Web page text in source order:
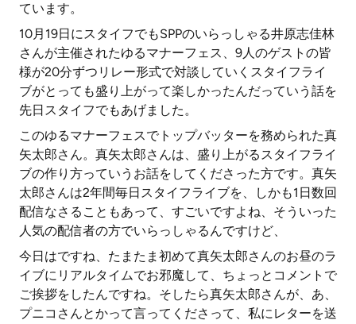
ています。
10月19日にスタイフでもSPPのいらっしゃる井原志佳林
さんが主催されたゆるマナーフェス、9人のゲストの皆
様が20分ずつリレー形式で対談していくスタイフライ
ブがとっても盛り上がって楽しかったんだっていう話を
先日スタイフでもあげました。
このゆるマナーフェスでトップバッターを務められた真
矢太郎さん。真矢太郎さんは、盛り上がるスタイフライ
ブの作り方っていうお話をしてくださった方です。真矢
太郎さんは2年間毎日スタイフライブを、しかも1日数回
配信なさることもあって、すごいですよね、そういった
人気の配信者の方でいらっしゃるんですけど、
今日はですね、たまたま初めて真矢太郎さんのお昼のラ
イブにリアルタイムでお邪魔して、ちょっとコメントで
ご挨拶をしたんですね。そしたら真矢太郎さんが、あ、
プニコさんとかって言ってくださって、私にレターを送